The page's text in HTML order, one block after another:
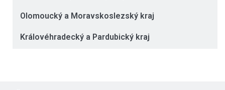
Olomoucký a Moravskoslezský kraj
Královéhradecký a Pardubický kraj